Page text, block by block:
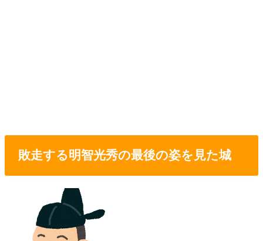
敗走する明智光秀の最後の姿を見た城